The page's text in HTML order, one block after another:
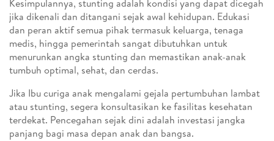
Kesimpulannya, stunting adalah kondisi yang dapat dicegah
jika dikenali dan ditangani sejak awal kehidupan. Edukasi
dan peran aktif semua pihak termasuk keluarga, tenaga
medis, hingga pemerintah sangat dibutuhkan untuk
menurunkan angka stunting dan memastikan anak-anak
tumbuh optimal, sehat, dan cerdas.
Jika Ibu curiga anak mengalami gejala pertumbuhan lambat
atau stunting, segera konsultasikan ke fasilitas kesehatan
terdekat. Pencegahan sejak dini adalah investasi jangka
panjang bagi masa depan anak dan bangsa.